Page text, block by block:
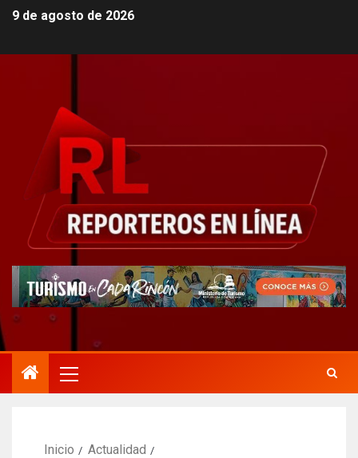
9 de agosto de 2026
Inicio
Actualidad